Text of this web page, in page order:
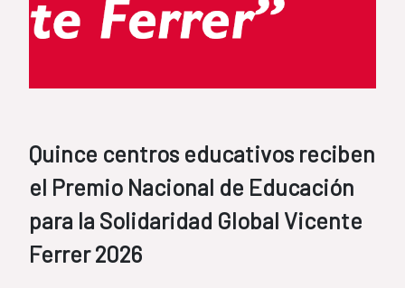
Quince centros educativos reciben
el Premio Nacional de Educación
para la Solidaridad Global Vicente
Ferrer 2026